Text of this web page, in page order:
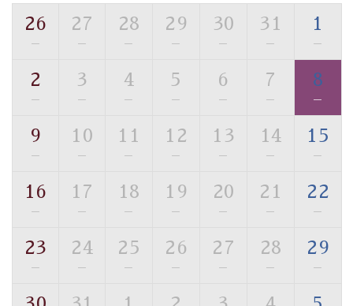
の効果が高い、極めて希有な源泉です。身も心も癒され
■お座敷風呂（大浴場）
温泉の成分に合わせ、防菌防カビの特殊素材の畳を使
用。 足元が柔らかく、そして滑りにくい畳のお風呂で
す。
※男性大浴場までのご移動には階段がございます。 予め
■貸切温泉風呂 （40分2000円）
む貸切温泉風呂です。ゆったりといやされるプライベー
トな空間をお愉しみください。
26
—
27
—
28
—
29
—
30
—
31
—
1
—
2
—
3
—
4
—
5
—
6
—
7
—
8
—
9
—
10
—
11
—
12
—
13
—
14
—
15
—
16
—
17
—
18
—
19
—
20
—
21
—
22
—
23
—
24
—
25
—
26
—
27
—
28
—
29
—